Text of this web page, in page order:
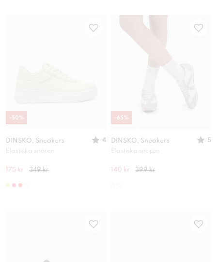
DINSKO, Sneakers
4
Elastiska snören
175 kr 349 kr
-50%
DINSKO, Sneakers
5
Elastiska snören
140 kr 399 kr
-65%